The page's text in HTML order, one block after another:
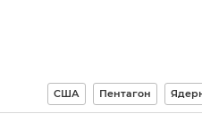
США Пентагон